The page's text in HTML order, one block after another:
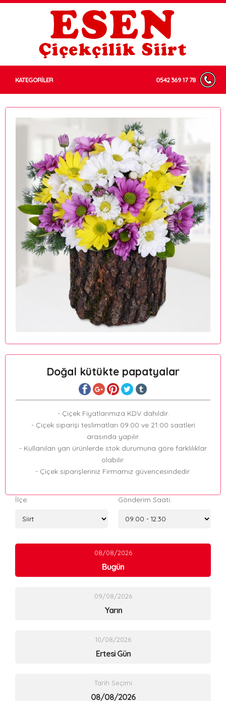
KATEGORİLER 0542 369 17 78
Doğal kütükte papatyalar
- Çiçek Fiyatlarımıza KDV dahildir.
- Çiçek siparişi teslimatları 09:00 ve 21:00 saatleri
arasında yapılır.
- Kullanılan yan ürünlerde stok durumuna göre farklılıklar
olabilir.
- Çiçek siparişleriniz Firmamız güvencesindedir.
İlçe: Gönderim Saati:
08/08/2026
Bugün
09/08/2026
Yarın
10/08/2026
Ertesi Gün
Tarih Seçimi